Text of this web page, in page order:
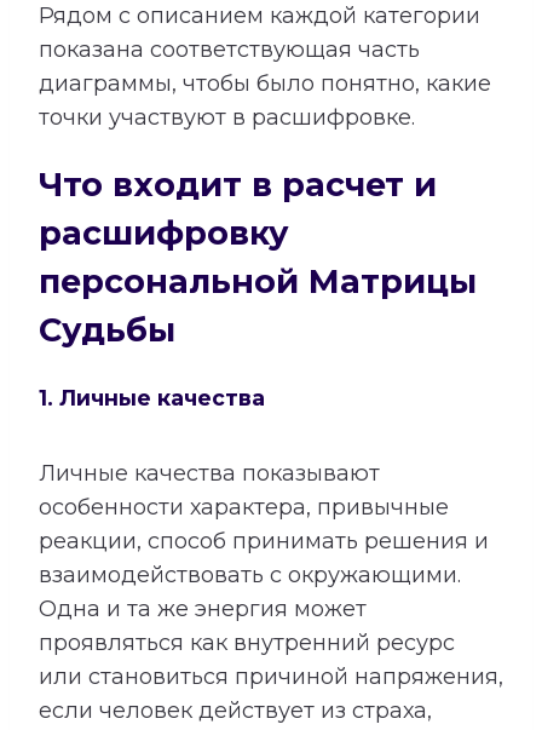
Рядом с описанием каждой категории
показана соответствующая часть
диаграммы, чтобы было понятно, какие
точки участвуют в расшифровке.
Что входит в расчет и
расшифровку
персональной Матрицы
Судьбы
1. Личные качества
Личные качества показывают
особенности характера, привычные
реакции, способ принимать решения и
взаимодействовать с окружающими.
Одна и та же энергия может
проявляться как внутренний ресурс
или становиться причиной напряжения,
если человек действует из страха,